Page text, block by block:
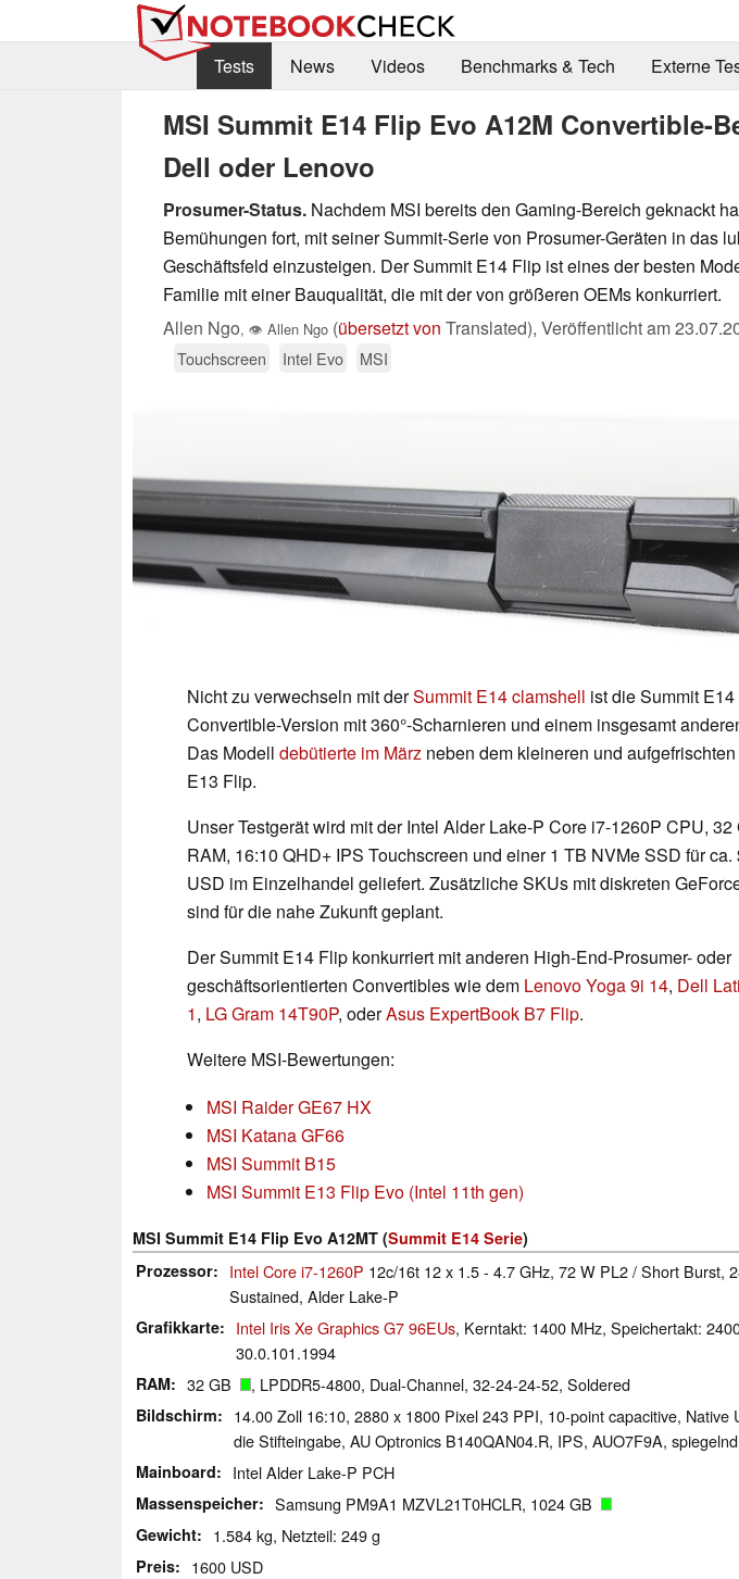
Tests
News Videos Benchmarks & Tech Externe
MSI Summit E14 Flip Evo A12M Convertible-
Dell oder Lenovo
Prosumer-Status. Nachdem MSI bereits den Gaming-Bereich geknackt
Bemühungen fort, mit seiner Summit-Serie von Prosumer-Geräten in das
Geschäftsfeld einzusteigen. Der Summit E14 Flip ist eines der besten
Familie mit einer Bauqualität, die mit der von größeren OEMs konkurriert.
Allen Ngo, 👁 Allen Ngo (übersetzt von Translated), Veröffentlicht am
Touchscreen
Intel Evo MSI
Nicht zu verwechseln mit derSummit E14 clamshell ist die Summit
Convertible-Version mit 360°-Scharnieren und einem insgesamt
Das Modell debütierte im März neben dem kleineren und
E13 Flip.
Unser Testgerät wird mit der Intel Alder Lake-P Core i7-1260P CPU,
RAM, 16:10 QHD+ IPS Touchscreen und einer 1 TB NVMe SSD für
USD im Einzelhandel geliefert. Zusätzliche SKUs mit diskreten
sind für die nahe Zukunft geplant.
Der Summit E14 Flip konkurriert mit anderen High-End-Prosumer- oder
geschäftsorientierten Convertibles wie dem Lenovo Yoga 9i 14, Dell
1, LG Gram 14T90P, oderAsus ExpertBook B7 Flip.
Weitere MSI-Bewertungen:
MSI Raider GE67 HX
MSI Katana GF66
MSI Summit B15
MSI Summit E13 Flip Evo (Intel 11th gen)
MSI Summit E14 Flip Evo A12MT (Summit E14 Serie)
Prozessor
Intel Core i7-1260P 12c/16t 12 x 1.5 - 4.7 GHz, 72 W PL2 / Short Burst,
Sustained, Alder Lake-P
Grafikkarte Intel Iris Xe Graphics G7 96EUs, Kerntakt: 1400 MHz, Speichertakt:
30.0.101.1994
RAM 32 GB , LPDDR5-4800, Dual-Channel, 32-24-24-52, Soldered
Bildschirm
14.00 Zoll 16:10, 2880 x 1800 Pixel 243 PPI, 10-point capacitive, Native
die Stifteingabe, AU Optronics B140QAN04.R, IPS, AUO7F9A,
Mainboard Intel Alder Lake-P PCH
Massenspeicher Samsung PM9A1 MZVL21T0HCLR, 1024 GB
Gewicht 1.584 kg, Netzteil: 249 g
Preis 1600 USD